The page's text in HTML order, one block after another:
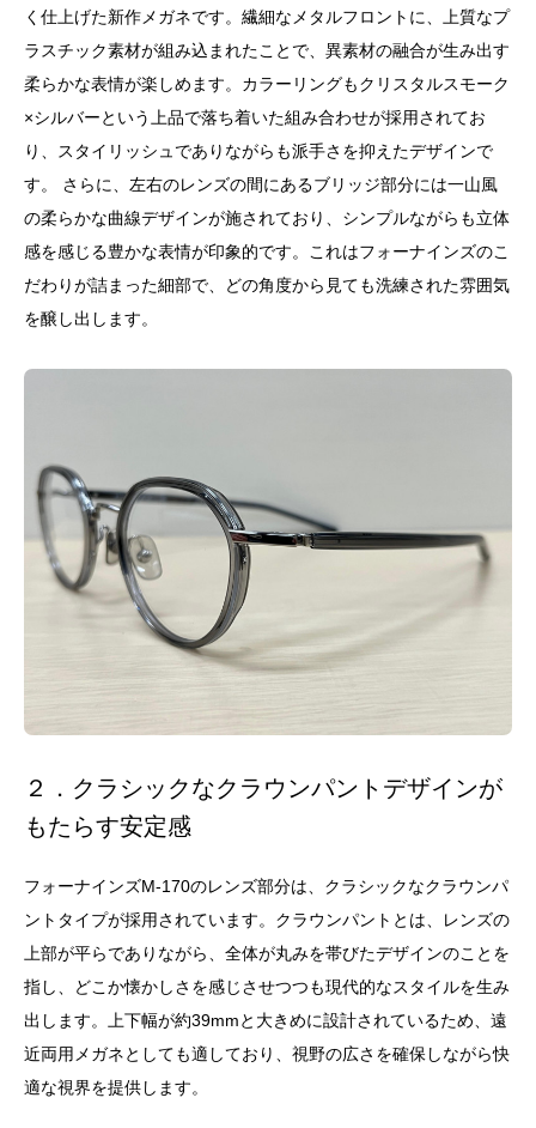
く仕上げた新作メガネです。繊細なメタルフロントに、上質なプ
ラスチック素材が組み込まれたことで、異素材の融合が生み出す
柔らかな表情が楽しめます。カラーリングもクリスタルスモーク
×シルバーという上品で落ち着いた組み合わせが採用されてお
り、スタイリッシュでありながらも派手さを抑えたデザインで
す。 さらに、左右のレンズの間にあるブリッジ部分には一山風
の柔らかな曲線デザインが施されており、シンプルながらも立体
感を感じる豊かな表情が印象的です。これはフォーナインズのこ
だわりが詰まった細部で、どの角度から見ても洗練された雰囲気
を醸し出します。
２．クラシックなクラウンパントデザインが
もたらす安定感
フォーナインズM-170のレンズ部分は、クラシックなクラウンパ
ントタイプが採用されています。クラウンパントとは、レンズの
上部が平らでありながら、全体が丸みを帯びたデザインのことを
指し、どこか懐かしさを感じさせつつも現代的なスタイルを生み
出します。上下幅が約39mmと大きめに設計されているため、遠
近両用メガネとしても適しており、視野の広さを確保しながら快
適な視界を提供します。